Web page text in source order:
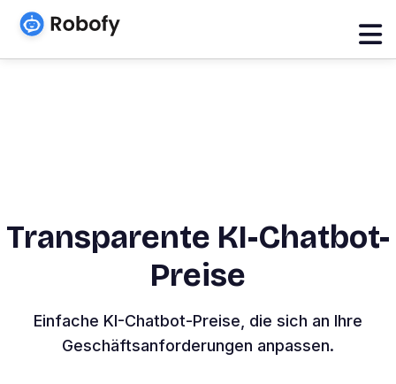
Transparente KI-Chatbot-
Preise
Einfache KI-Chatbot-Preise, die sich an Ihre
Geschäftsanforderungen anpassen.